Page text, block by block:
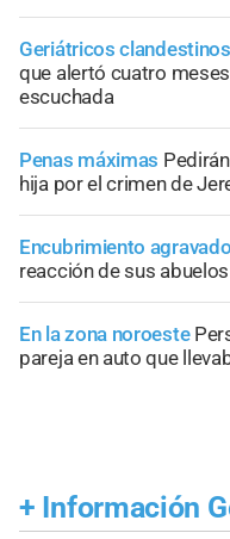
Geriátricos clandestinos
que alertó cuatro
escuchada
Penas máximas
hija por el crimen de
Encubrimiento agravado
reacción de sus
En la zona noroeste
pareja en auto que
+ Información